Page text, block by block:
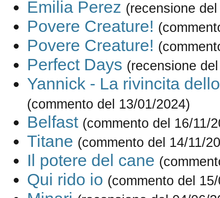
Emilia Perez (recensione
Povere Creature!
Povere Creature!
Perfect Days (recensione
Yannick - La rivincita
(commento del 13/01/2024)
Belfast (commento del 16/11/
Titane (commento del 14/11/
Il potere del cane
Qui rido io (commento del